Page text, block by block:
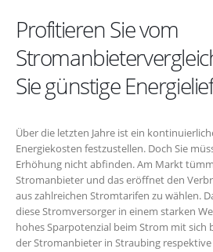
Profitieren Sie vom
Sie günstige
Über die letzten Jahre ist ein
Energiekosten festzustellen. Doch Sie
Erhöhung nicht abfinden. Am Markt
Stromanbieter und das eröffnet den
aus zahlreichen Stromtarifen zu wählen.
diese Stromversorger in einem starken
hohes Sparpotenzial beim Strom mit sich
der Stromanbieter in Straubing